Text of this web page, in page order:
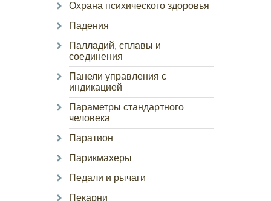
Охрана психического здоровья
Падения
Палладий, сплавы и
соединения
Панели управления с
индикацией
Параметры стандартного
человека
Паратион
Парикмахеры
Педали и рычаги
Пекарни